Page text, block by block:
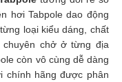
hơi Tabpole dao động
loại kiểu dáng, chất
chở ở từng địa
còn vô cùng dễ dàng
chính hãng được phân